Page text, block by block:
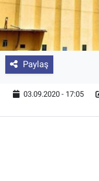
Paylaş
03.09.2020 - 17:05
Üretici Birlikleri
Şeker ve
Tahıllar ve
Tohum